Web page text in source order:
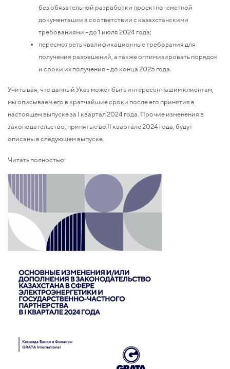
без обязательной разработки проектно-сметной
документации в соответствии с казахстанскими
требованиями – до 1 июля 2024 года;
пересмотреть квалификационные требования для
получения разрешений, а также оптимизировать порядок
и сроки их получения – до конца 2025 года.
Учитывая, что данный Указ может быть интересен нашим клиентам,
мы описываем его в кратчайшие сроки после его принятия в
настоящем выпуске за I квартал 2024 года. Прочие изменения в
законодательство, принятые во II квартале 2024 года, будут
описаны в следующем выпуске.
Читать полностью: